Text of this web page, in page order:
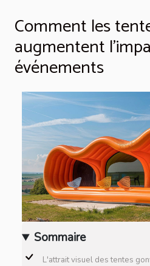
Comment les
augmentent
événements
Sommaire
L'attrait visuel des tentes